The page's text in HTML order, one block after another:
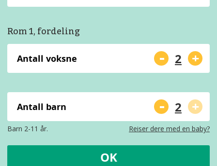
Rom 1, fordeling
Antall voksne - +
Antall barn - +
Barn 2-11 år. Reiser dere med en baby?
OK